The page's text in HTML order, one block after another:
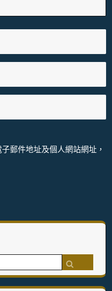
郵件地址及個人網站網址，